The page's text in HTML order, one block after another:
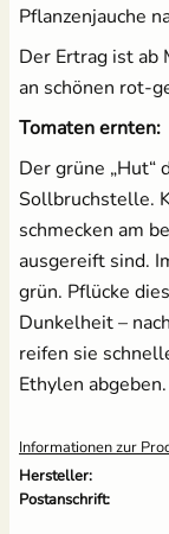
Pflanzenjauche
Der Ertrag ist ab
an schönen rot-
Tomaten ernten:
Der grüne „Hut“
Sollbruchstelle.
schmecken am
ausgereift sind.
grün. Pflücke
Dunkelheit –
reifen sie
Ethylen abgeben.
Informationen zur
Hersteller:
Postanschrift: